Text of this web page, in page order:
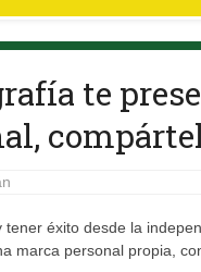
te
éxito desde la
marca personal propia,